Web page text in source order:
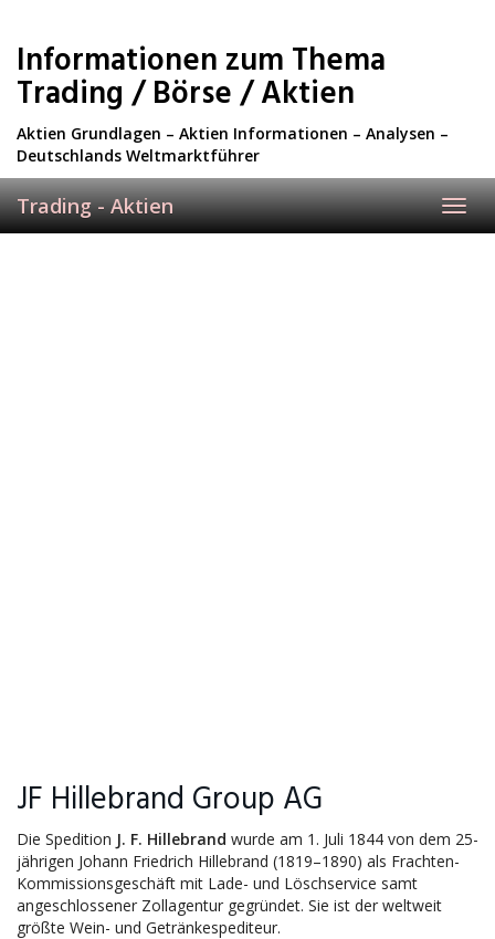
main
content
Informationen zum Thema
Trading / Börse / Aktien
Aktien Grundlagen – Aktien Informationen – Analysen –
Deutschlands Weltmarktführer
Trading - Aktien
JF Hillebrand Group AG
Die Spedition J. F. Hillebrand wurde am 1. Juli 1844 von dem 25-
jährigen Johann Friedrich Hillebrand (1819–1890) als Frachten-
Kommissionsgeschäft mit Lade- und Löschservice samt
angeschlossener Zollagentur gegründet. Sie ist der weltweit
größte Wein- und Getränkespediteur.